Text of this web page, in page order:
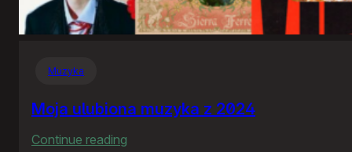
Muzyka
Moja ulubiona muzyka z 2024
Continue reading